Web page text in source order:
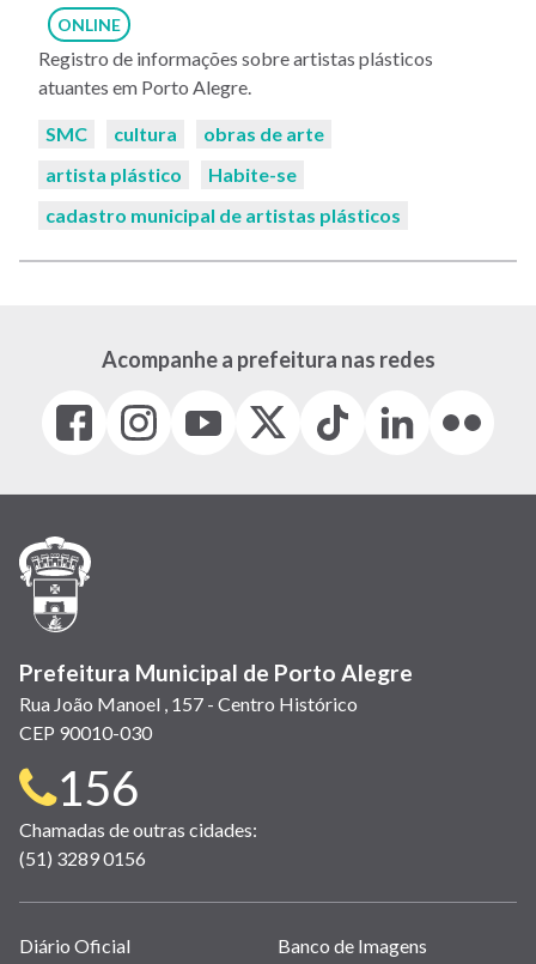
ONLINE
Registro de informações sobre artistas plásticos
atuantes em Porto Alegre.
Palavras-
SMC cultura
obras de arte
artista plástico
Habite-se
cadastro municipal de artistas plásticos
Acompanhe a prefeitura nas redes
Facebook
(link
em
janela)
Instagram
(link
em
(link
em
(Antigo
(link
Tiktok
(link
em
LinkedIn
(link
em
(link
em
Prefeitura Municipal de Porto Alegre
Rua João Manoel , 157 - Centro Histórico
CEP 90010-030
Telefone
para
contato:
156
Chamadas de outras cidades:
(51) 3289 0156
Links
Diário Oficial Banco de Imagens